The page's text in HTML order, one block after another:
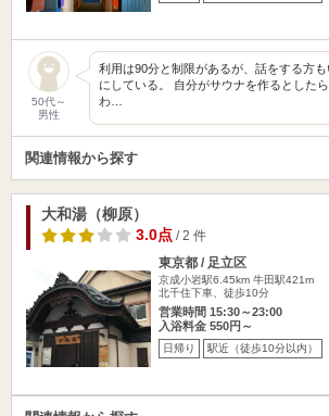
50代～
男性
利用は90分と制限があるが、話をする方
にしている。 自分がサウナを作るとした
わ…
関連情報から探す
大和湯（柳原）
3.0点/ 2 件
東京都 / 足立区
京成小岩駅6.45km 牛田駅421m
北千住下車、徒歩10分
営業時間 15:30～23:00
入浴料金 550円～
日帰り 駅近（徒歩10分以内）